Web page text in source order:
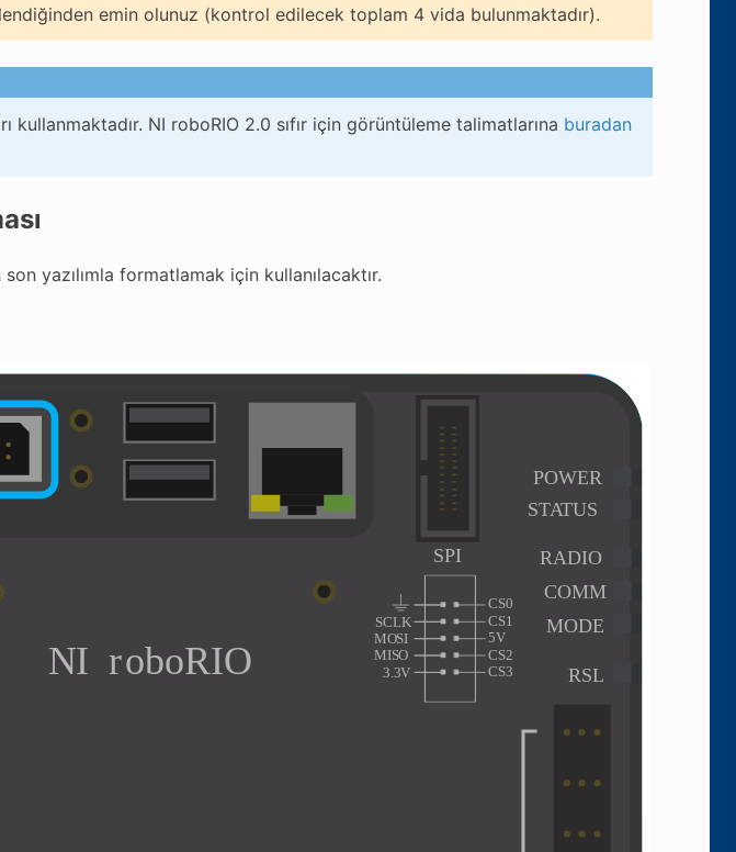
emin olunuz (kontrol edilecek toplam 4 vida bulunmaktadır).
kullanmaktadır. NI roboRIO 2.0 sıfır için görüntüleme talimatlarına buradan
yazılımla formatlamak için kullanılacaktır.